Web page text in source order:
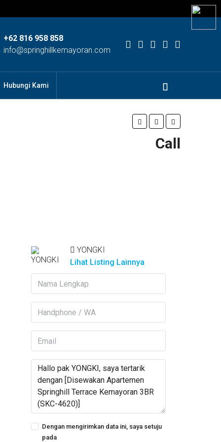
+62 816 958 858
info@springhillkemayoran.com
Hubungi Kami
Call
YONGKI
Lihat Listing Lainnya
Dengan mengirimkan data ini, saya setuju
pada